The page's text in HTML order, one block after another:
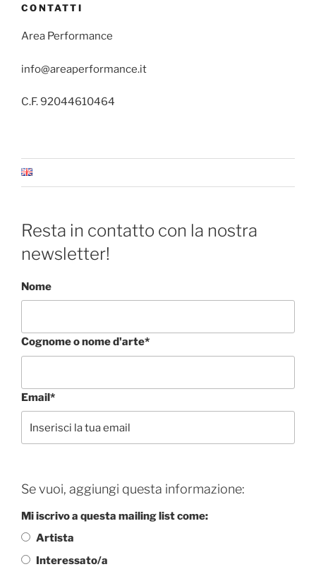
CONTATTI
Area Performance
info@areaperformance.it
C.F. 92044610464
Resta in contatto con la nostra
newsletter!
Nome
Cognome o nome d'arte*
Email*
Se vuoi, aggiungi questa informazione:
Mi iscrivo a questa mailing list come:
Artista
Interessato/a